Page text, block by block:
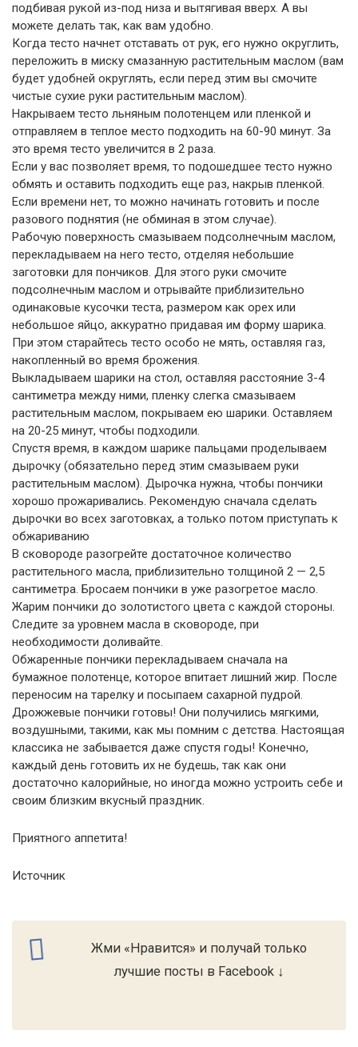
подбивая рукой из-под низа и вытягивая вверх. А вы
можете делать так, как вам удобно.
Когда тесто начнет отставать от рук, его нужно округлить,
переложить в миску смазанную растительным маслом (вам
будет удобней округлять, если перед этим вы смочите
чистые сухие руки растительным маслом).
Накрываем тесто льняным полотенцем или пленкой и
отправляем в теплое место подходить на 60-90 минут. За
это время тесто увеличится в 2 раза.
Если у вас позволяет время, то подошедшее тесто нужно
обмять и оставить подходить еще раз, накрыв пленкой.
Если времени нет, то можно начинать готовить и после
разового поднятия (не обминая в этом случае).
Рабочую поверхность смазываем подсолнечным маслом,
перекладываем на него тесто, отделяя небольшие
заготовки для пончиков. Для этого руки смочите
подсолнечным маслом и отрывайте приблизительно
одинаковые кусочки теста, размером как орех или
небольшое яйцо, аккуратно придавая им форму шарика.
При этом старайтесь тесто особо не мять, оставляя газ,
накопленный во время брожения.
Выкладываем шарики на стол, оставляя расстояние 3-4
сантиметра между ними, пленку слегка смазываем
растительным маслом, покрываем ею шарики. Оставляем
на 20-25 минут, чтобы подходили.
Спустя время, в каждом шарике пальцами проделываем
дырочку (обязательно перед этим смазываем руки
растительным маслом). Дырочка нужна, чтобы пончики
хорошо прожаривались. Рекомендую сначала сделать
дырочки во всех заготовках, а только потом приступать к
обжариванию
В сковороде разогрейте достаточное количество
растительного масла, приблизительно толщиной 2 — 2,5
сантиметра. Бросаем пончики в уже разогретое масло.
Жарим пончики до золотистого цвета с каждой стороны.
Следите за уровнем масла в сковороде, при
необходимости доливайте.
Обжаренные пончики перекладываем сначала на
бумажное полотенце, которое впитает лишний жир. После
переносим на тарелку и посыпаем сахарной пудрой.
Дрожжевые пончики готовы! Они получились мягкими,
воздушными, такими, как мы помним с детства. Настоящая
классика не забывается даже спустя годы! Конечно,
каждый день готовить их не будешь, так как они
достаточно калорийные, но иногда можно устроить себе и
своим близким вкусный праздник.
Приятного аппетита!
Источник
Жми «Нравится» и получай только
лучшие посты в Facebook ↓